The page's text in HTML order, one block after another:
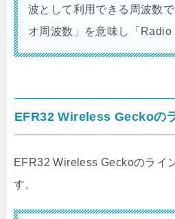
波として利用できる周波数
オ周波数」を意味し「Radio
EFR32 Wireless Geckoの
EFR32 Wireless Geckoのライ
す。